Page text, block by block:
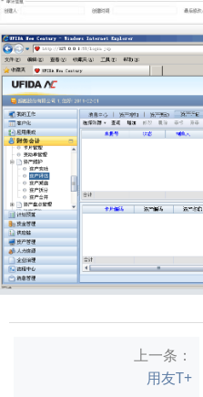
上一条：
用友T+